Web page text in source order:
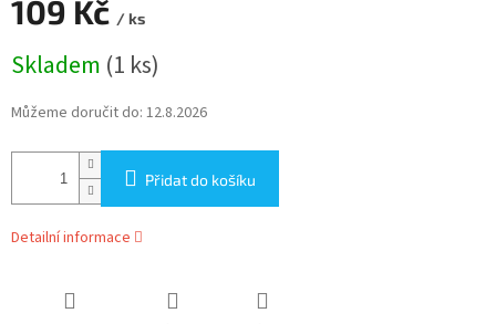
109 Kč / ks
cena:
Skladem (1 ks)
Můžeme doručit do: 12.8.2026
Přidat do košíku
Detailní informace